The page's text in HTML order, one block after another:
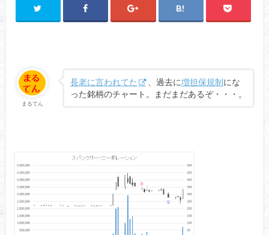
まるてん
長老に言われてた 、過去に増担保規制にな
った銘柄のチャート。まだまだあるぞ・・・。